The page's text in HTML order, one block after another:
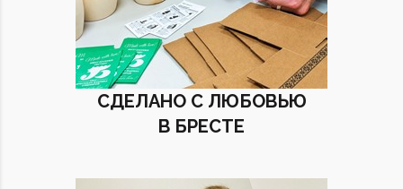
СДЕЛАНО С ЛЮБОВЬЮ
В БРЕСТЕ